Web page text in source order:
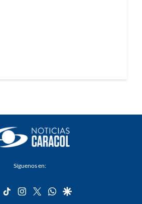
Síguenos en:
facebook
tiktok instagram
twitterwhatsapp
google